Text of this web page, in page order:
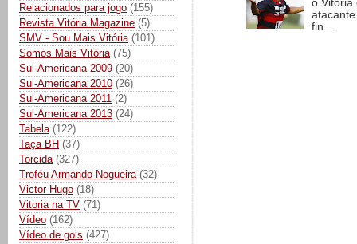
Relacionados para jogo (155)
Revista Vitória Magazine (5)
SMV - Sou Mais Vitória (101)
Somos Mais Vitória (75)
Sul-Americana 2009 (20)
Sul-Americana 2010 (26)
Sul-Americana 2011 (2)
Sul-Americana 2013 (24)
Tabela (122)
Taça BH (37)
Torcida (327)
Troféu Armando Nogueira (32)
Victor Hugo (18)
Vitoria na TV (71)
Vídeo (162)
Vídeo de gols (427)
o Vitória
fin...